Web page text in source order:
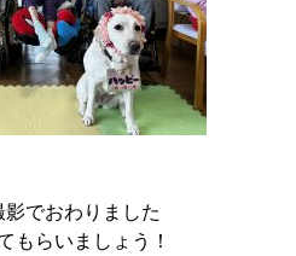
でおわりました
もらいましょう！